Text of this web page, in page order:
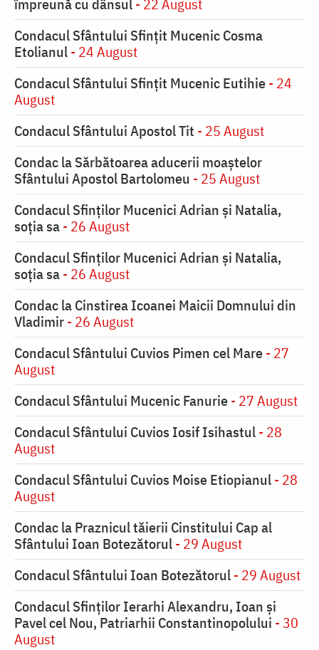
împreună cu dânsul- 22 August
Condacul Sfântului Sfinţit Mucenic Cosma
Etolianul- 24 August
Condacul Sfântului Sfinţit Mucenic Eutihie- 24
August
Condacul Sfântului Apostol Tit - 25 August
Condac la Sărbătoarea aducerii moaştelor
Sfântului Apostol Bartolomeu - 25 August
Condacul Sfinţilor Mucenici Adrian şi Natalia,
soţia sa- 26 August
Condacul Sfinţilor Mucenici Adrian şi Natalia,
soţia sa- 26 August
Condac la Cinstirea Icoanei Maicii Domnului din
Vladimir- 26 August
Condacul Sfântului Cuvios Pimen cel Mare- 27
August
Condacul Sfântului Mucenic Fanurie- 27 August
Condacul Sfântului Cuvios Iosif Isihastul- 28
August
Condacul Sfântului Cuvios Moise Etiopianul- 28
August
Condac la Praznicul tăierii Cinstitului Cap al
Sfântului Ioan Botezătorul- 29 August
Condacul Sfântului Ioan Botezătorul- 29 August
Condacul Sfinţilor Ierarhi Alexandru, Ioan şi
Pavel cel Nou, Patriarhii Constantinopolului - 30
August